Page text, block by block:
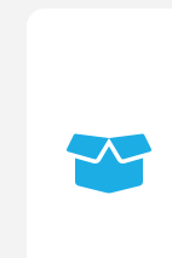
